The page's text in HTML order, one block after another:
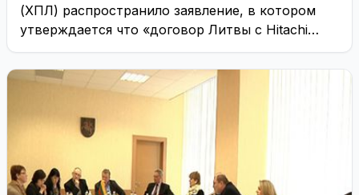
(ХПЛ) распространило заявление, в котором
утверждается что «договор Литвы с Hitachi
относительно АЭС стал очередным секретным
...